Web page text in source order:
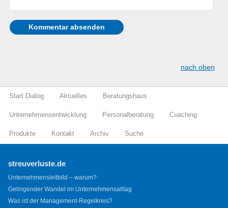
nach oben
Start Dialog Aktuelles Beratungshaus
Unternehmensentwicklung Personalberatung Coaching
Produkte Kontakt Archiv Suche
streuverluste.de
Unternehmensleitbild – warum?
Gelingender Wandel im Unternehmensalltag
Was ist der Management-Regelkreis?